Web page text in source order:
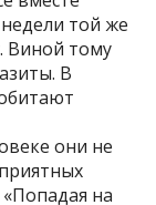
той же
Виной тому
В
они не
на